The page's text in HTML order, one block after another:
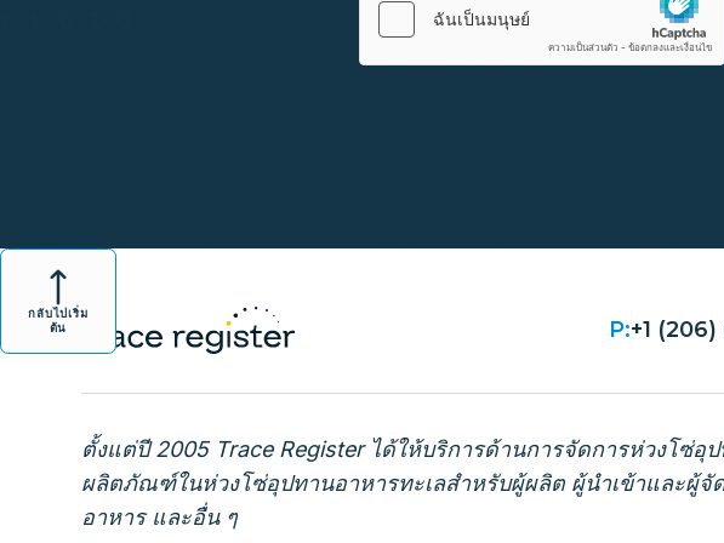
กลับไปเริ่ม
ต้น
P:+1 (206)
ตั้งแต่ปี 2005 Trace Register ได้ให้บริการด้านการจัดการห่วงโซ่อุ
ผลิตภัณฑ์ในห่วงโซ่อุปทานอาหารทะเลสำหรับผู้ผลิต ผู้นำเข้าและผู้จั
อาหาร และอื่น ๆ